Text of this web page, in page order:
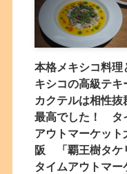
本格メキシコ料理
キシコの高級テキ
カクテルは相性抜
最高でした！ タ
アウトマーケット
阪 「覇王樹タケ
タイムアウトマー